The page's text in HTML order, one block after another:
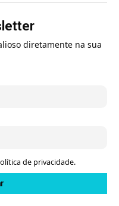
diretamente na sua
de privacidade.